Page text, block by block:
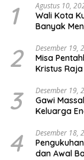
1 Agustus 10,
Wali Kota
Banyak
2 Desember 19,
Misa
Kristus
3 Desember 19,
Gawi
Keluarga
4 Desember 18,
dan Awal